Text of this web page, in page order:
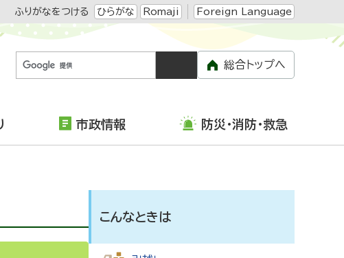
ふりがなをつける ひらがな Romaji Foreign Language
総合トップへ
市政情報 防災・消防・救急
こんなときは